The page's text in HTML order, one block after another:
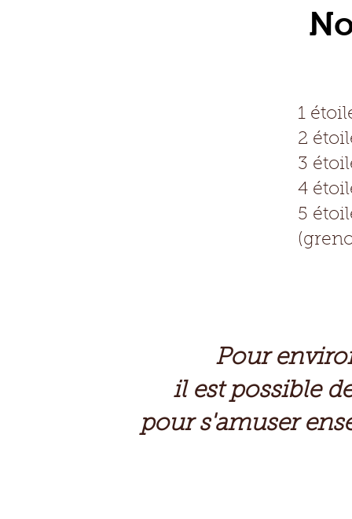
1
2
3
4
5
Pour
il est possible
pour s'amuser